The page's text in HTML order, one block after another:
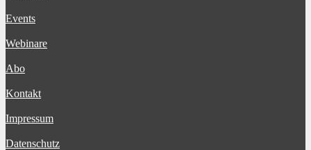
Events
Webinare
Abo
Kontakt
Impressum
Datenschutz